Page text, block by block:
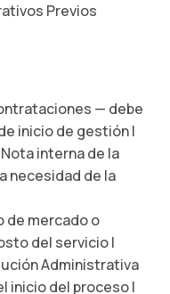
Previos
— debe
inicio de gestión |
interna de la
necesidad de la
de mercado o
del servicio |
Administrativa
inicio del proceso |